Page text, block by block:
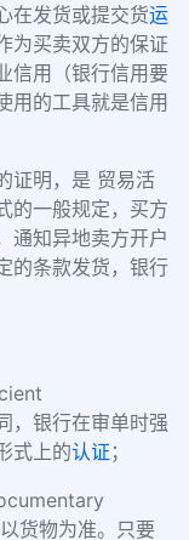
在发货或提交货运
为买卖双方的保证
信用（银行信用要
用的工具就是信用
证明，是 贸易活
的一般规定，买方
通知异地卖方开户
的条款发货，银行
，银行在审单时强
式上的认证 ；
货物为准。只要